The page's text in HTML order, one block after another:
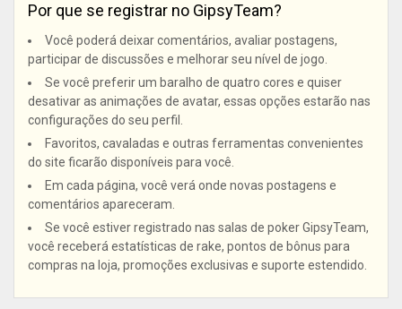
Por que se registrar no GipsyTeam?
Você poderá deixar comentários, avaliar postagens,
participar de discussões e melhorar seu nível de jogo.
Se você preferir um baralho de quatro cores e quiser
desativar as animações de avatar, essas opções estarão nas
configurações do seu perfil.
Favoritos, cavaladas e outras ferramentas convenientes
do site ficarão disponíveis para você.
Em cada página, você verá onde novas postagens e
comentários apareceram.
Se você estiver registrado nas salas de poker GipsyTeam,
você receberá estatísticas de rake, pontos de bônus para
compras na loja, promoções exclusivas e suporte estendido.